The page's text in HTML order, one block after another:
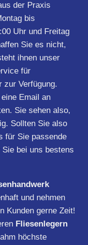
der Praxis
bis
Uhr und Freitag
Sie es nicht,
ihnen unser
für
zur Verfügung.
Email an
Sie sehen also,
Sollten Sie also
für Sie passende
Sie bei uns bestens
und nehmen
Kunden gerne Zeit!
Fliesenlegern
höchste